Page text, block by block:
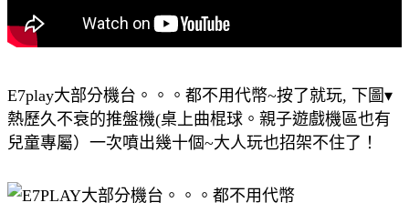
E7play大部分機台。。。都不用代幣~按了就玩, 下圖▾
熱歷久不衰的推盤機(桌上曲棍球。親子遊戲機區也有
兒童專屬）一次噴出幾十個~大人玩也招架不住了！